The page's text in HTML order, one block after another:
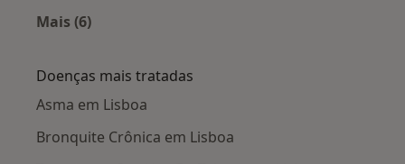
Mais (6)
Doenças mais tratadas
Asma em Lisboa
Bronquite Crônica em Lisboa